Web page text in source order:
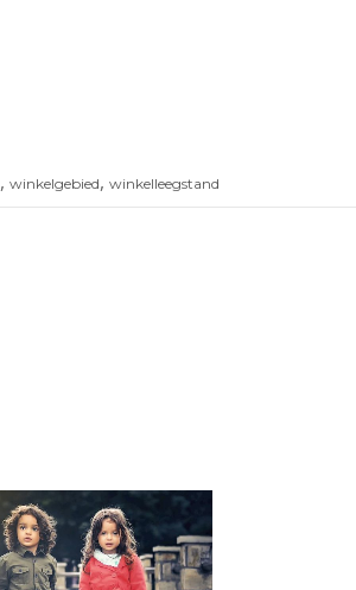
, winkelgebied, winkelleegstand